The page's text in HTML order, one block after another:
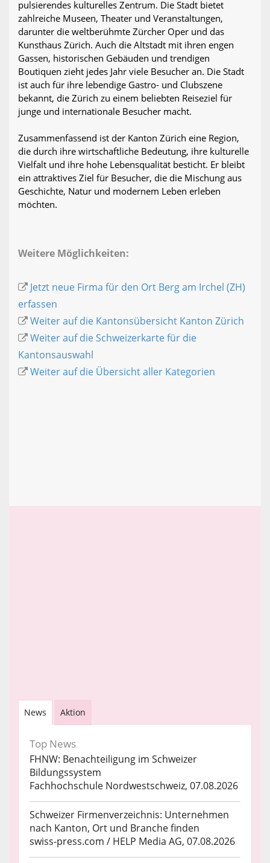
pulsierendes kulturelles Zentrum. Die Stadt bietet
zahlreiche Museen, Theater und Veranstaltungen,
darunter die weltberühmte Zürcher Oper und das
Kunsthaus Zürich. Auch die Altstadt mit ihren engen
Gassen, historischen Gebäuden und trendigen
Boutiquen zieht jedes Jahr viele Besucher an. Die Stadt
ist auch für ihre lebendige Gastro- und Clubszene
bekannt, die Zürich zu einem beliebten Reiseziel für
junge und internationale Besucher macht.
Zusammenfassend ist der Kanton Zürich eine Region,
die durch ihre wirtschaftliche Bedeutung, ihre kulturelle
Vielfalt und ihre hohe Lebensqualität besticht. Er bleibt
ein attraktives Ziel für Besucher, die die Mischung aus
Geschichte, Natur und modernem Leben erleben
möchten.
Weitere Möglichkeiten:
Jetzt neue Firma für den Ort Berg am Irchel (ZH)
erfassen
Weiter auf die Kantonsübersicht Kanton Zürich
Weiter auf die Schweizerkarte für die
Kantonsauswahl
Weiter auf die Übersicht aller Kategorien
News Aktion
Top News
FHNW: Benachteiligung im Schweizer
Bildungssystem
Fachhochschule Nordwestschweiz, 07.08.2026
Schweizer Firmenverzeichnis: Unternehmen
nach Kanton, Ort und Branche finden
swiss-press.com / HELP Media AG, 07.08.2026